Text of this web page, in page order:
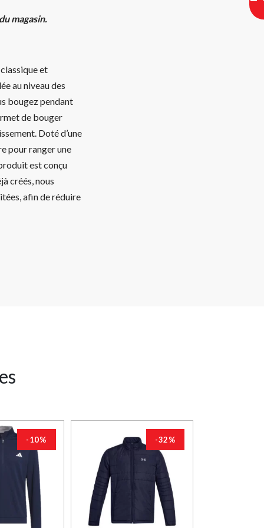
magasin.
et
au niveau des
bougez pendant
de bouger
Doté d’une
pour ranger une
est conçu
créés, nous
afin de réduire
-10% -32%